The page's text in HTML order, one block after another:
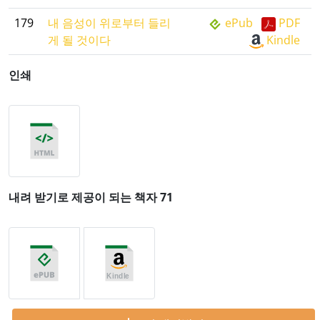
179
내 음성이 위로부터 들리
게 될 것이다
ePub
PDF
Kindle
인쇄
내려 받기로 제공이 되는 책자 71